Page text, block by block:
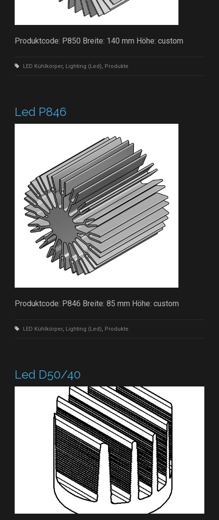
Produktcode: P850 Breite: 140 mm Höhe: custom
LED Kühlkörper, Lighting (Led), Produkte
Led P846
Produktcode: P846 Breite: 85 mm Höhe: custom
LED Kühlkörper, Lighting (Led), Produkte
Led D50/40